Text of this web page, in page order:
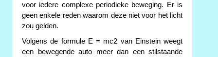
voor iedere complexe periodieke beweging. Er is
geen enkele reden waarom deze niet voor het licht
zou gelden.
Volgens de formule E = mc2 van Einstein weegt
een bewegende auto meer dan een stilstaande